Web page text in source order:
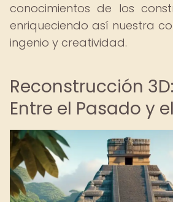
conocimientos de los
enriqueciendo así nuestra
ingenio y creatividad.
Reconstrucción
Entre el Pasado y